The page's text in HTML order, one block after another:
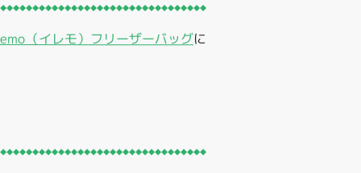
（イレモ）フリーザーバッグに